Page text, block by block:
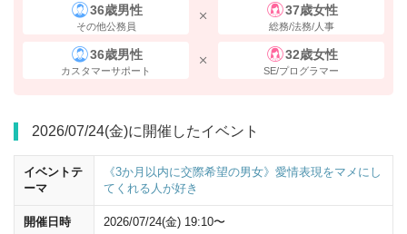
八重洲中央口を出ると向かいに サロンパス・中山式の看板が見えます。
真ん中のビルが会場です。
36歳男性
その他公務員
37歳女性
総務/法務/人事
36歳男性
カスタマーサポート
32歳女性
SE/プログラマー
2026/07/24(金)に開催したイベント
イベントテ
ーマ
《3か月以内に交際希望の男女》愛情表現をマメにし
てくれる人が好き
開催日時 2026/07/24(金) 19:10〜